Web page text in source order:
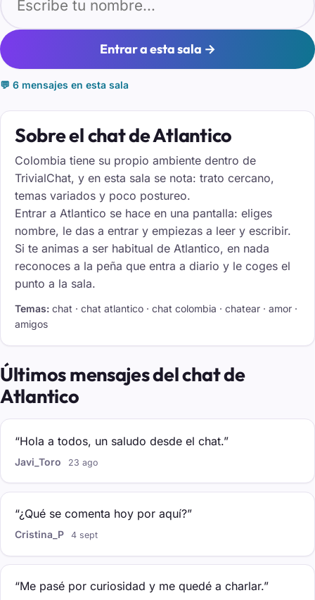
Entrar a esta sala →
💬 6 mensajes en esta sala
Sobre el chat de Atlantico
Colombia tiene su propio ambiente dentro de
TrivialChat, y en esta sala se nota: trato cercano,
temas variados y poco postureo.
Entrar a Atlantico se hace en una pantalla: eliges
nombre, le das a entrar y empiezas a leer y escribir.
Si te animas a ser habitual de Atlantico, en nada
reconoces a la peña que entra a diario y le coges el
punto a la sala.
Temas: chat · chat atlantico · chat colombia · chatear · amor ·
amigos
Últimos mensajes del chat de
Atlantico
“Hola a todos, un saludo desde el chat.”
Javi_Toro 23 ago
“¿Qué se comenta hoy por aquí?”
Cristina_P 4 sept
“Me pasé por curiosidad y me quedé a charlar.”